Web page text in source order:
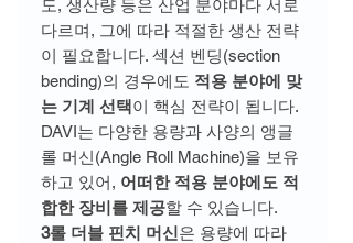
도, 생산량 등은 산업 분야마다 서로
다르며, 그에 따라 적절한 생산 전략
이 필요합니다. 섹션 벤딩(section
bending)의 경우에도 적용 분야에 맞
는 기계 선택이 핵심 전략이 됩니다.
DAVI는 다양한 용량과 사양의 앵글
롤 머신(Angle Roll Machine)을 보유
하고 있어, 어떠한 적용 분야에도 적
합한 장비를 제공할 수 있습니다.
3롤 더블 핀치 머신은 용량에 따라